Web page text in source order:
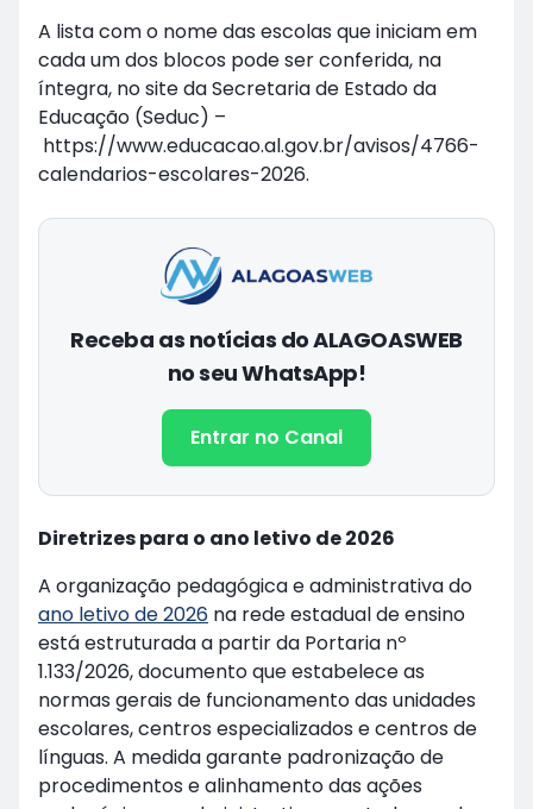
A lista com o nome das escolas que iniciam em
cada um dos blocos pode ser conferida, na
íntegra, no site da Secretaria de Estado da
Educação (Seduc) –
https://www.educacao.al.gov.br/avisos/4766-
calendarios-escolares-2026.
Receba as notícias do ALAGOASWEB
no seu WhatsApp!
Entrar no Canal
Diretrizes para o ano letivo de 2026
A organização pedagógica e administrativa do
ano letivo de 2026 na rede estadual de ensino
está estruturada a partir da Portaria nº
1.133/2026, documento que estabelece as
normas gerais de funcionamento das unidades
escolares, centros especializados e centros de
línguas. A medida garante padronização de
procedimentos e alinhamento das ações